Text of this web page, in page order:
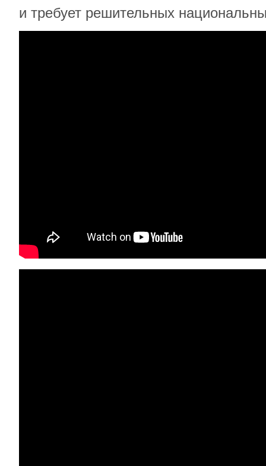
и требует решительных